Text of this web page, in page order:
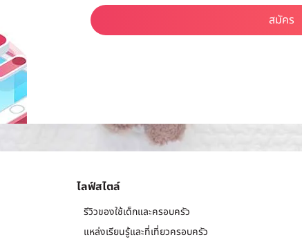
สมัคร
ไลฟ์สไตล์
รีวิวของใช้เด็กและครอบครัว
แหล่งเรียนรู้และที่เที่ยวครอบครัว